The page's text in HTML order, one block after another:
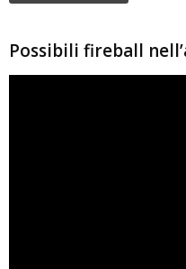
Possibili fireball